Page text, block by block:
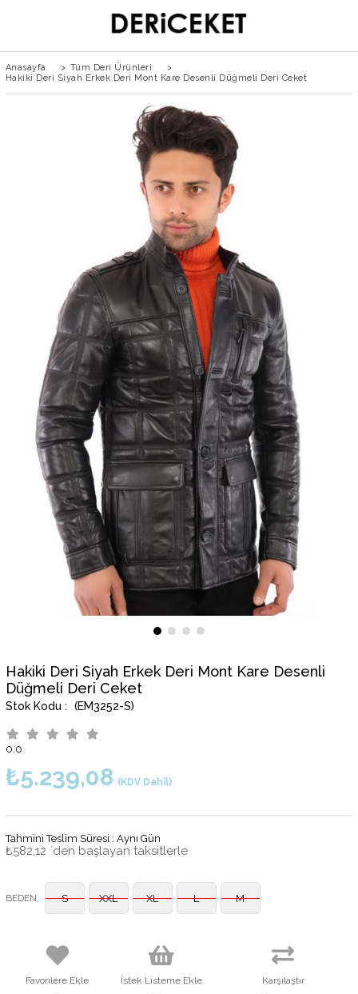
Anasayfa > Tüm Deri Ürünleri
>
Hakiki Deri Siyah Erkek Deri Mont Kare Desenli Düğmeli Deri Ceket
Hakiki Deri Siyah Erkek Deri Mont Kare Desenli
Düğmeli Deri Ceket
(EM3252-S)
0.0
₺5.239,08 (KDV Dahil)
Tahmini Teslim Süresi : Aynı Gün
₺582,12 `den başlayan taksitlerle
BEDEN: S XXL XL L M
Favorilere Ekle İstek Listeme Ekle Karşılaştır